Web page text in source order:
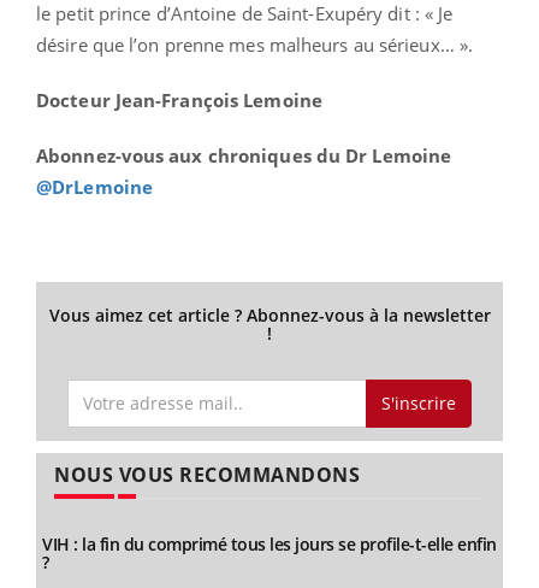
le petit prince d’Antoine de Saint-Exupéry dit : « Je
désire que l’on prenne mes malheurs au sérieux… ».
Docteur Jean-François Lemoine
Abonnez-vous aux chroniques du Dr Lemoine
@DrLemoine
Vous aimez cet article ? Abonnez-vous à la newsletter
!
S'inscrire
NOUS VOUS RECOMMANDONS
VIH : la fin du comprimé tous les jours se profile-t-elle enfin
?